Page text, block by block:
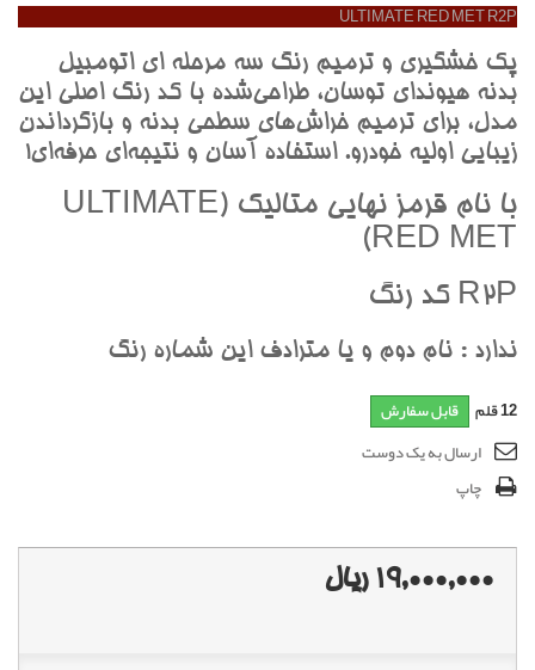
ULTIMATE RED MET R2P
پک خشگيري و ترميم رنگ سه مرحله اي اتومبيل
بدنه هيونداي توسان، طراحي‌شده با کد رنگ اصلي اين
مدل، براي ترميم خراش‌هاي سطحي بدنه و بازگرداندن
زيبايي اوليه خودرو. استفاده آسان و نتيجه‌اي حرفه‌اي!
با نام قرمز نهايي متاليک (ULTIMATE
RED MET)
R2P کد رنگ
ندارد : نام دوم و يا مترادف اين شماره رنگ
12قلم قابل سفارش
ارسال به یک دوست
چاپ
19,000,000 ریال